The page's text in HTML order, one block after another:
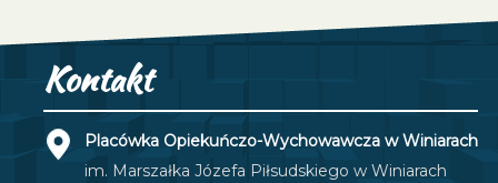
Kontakt
Placówka Opiekuńczo-Wychowawcza w Winiarach
im. Marszałka Józefa Piłsudskiego w Winiarach